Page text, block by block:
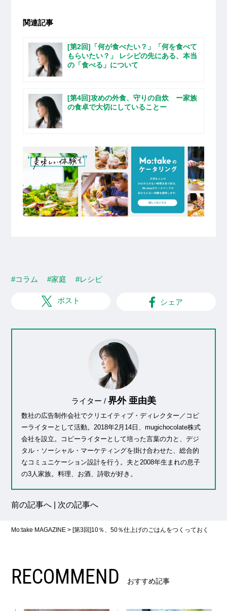
関連記事
[第2回]「何が食べたい？」「何を食べて
もらいたい？」 レシピの先にある、本当
の「食べる」について
[第4回]攻めの外食、守りの自炊 ー家族
の食卓で大切にしていることー
#コラム #家庭 #レシピ
ポスト シェア
ライター / 界外 亜由美
数社の広告制作会社でクリエイティブ・ディレクター／コピ
ーライターとして活動。2018年2月14日、mugichocolate株式
会社を設立。コピーライターとして培った言葉の力と、デジ
タル・ソーシャル・マーケティングを掛け合わせた、総合的
なコミュニケーション設計を行う。夫と2008年生まれの息子
の3人家族。料理、お酒、詩歌が好き。
前の記事へ 次の記事へ
Mo:take MAGAZINE > [第3回]10％、50％仕上げのごはんをつくっておく
RECOMMEND おすすめ記事